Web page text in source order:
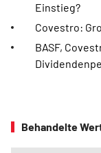
Einstieg?
Covestro:
BASF,
Behandelte